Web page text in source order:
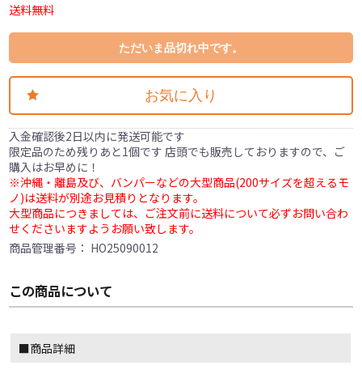
送料無料
ただいま品切れ中です。
お気に入り
入金確認後2日以内に発送可能です
限定品のため残りあと1個です 店頭でも販売しておりますので、ご
購入はお早めに！
※沖縄・離島及び、バンパーなどの大型商品(200サイズを超えるモ
ノ)は送料が別途お見積りとなります。
大型商品につきましては、ご注文前に送料について必ずお問い合わ
せくださいますようお願い致します。
商品管理番号： HO25090012
この商品について
■商品詳細